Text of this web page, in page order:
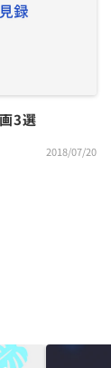
3選
2018/07/20